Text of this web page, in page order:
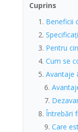
Cuprins
Beneficii
Pentru
Cum se
Avantaje
Întrebări
Care